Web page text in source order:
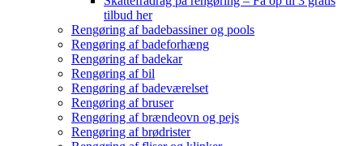
tilbud her
Rengøring af badebassiner og pools
Rengøring af badeforhæng
Rengøring af badekar
Rengøring af bil
Rengøring af badeværelset
Rengøring af bruser
Rengøring af brændeovn og pejs
Rengøring af brødrister